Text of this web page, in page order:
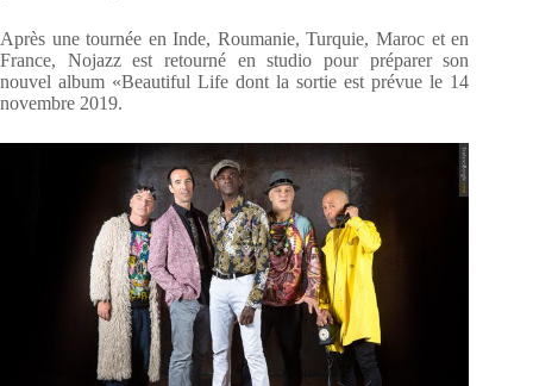
Après une tournée en Inde, Roumanie, Turquie, Maroc et en
France, Nojazz est retourné en studio pour préparer son
nouvel album «Beautiful Life dont la sortie est prévue le 14
novembre 2019.